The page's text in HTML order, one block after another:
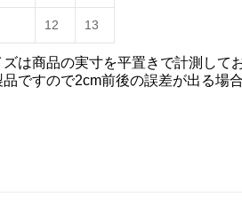
12 13
は商品の実寸を平置きで計測して
品ですので2cm前後の誤差が出る場